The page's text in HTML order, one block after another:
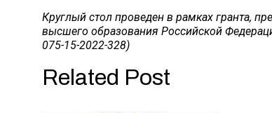
Круглый стол проведен в рамках гранта,
высшего образования Российской
075-15-2022-328)
Related Post